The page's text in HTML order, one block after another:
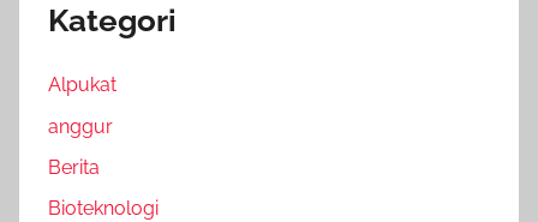
Kategori
Alpukat
anggur
Berita
Bioteknologi